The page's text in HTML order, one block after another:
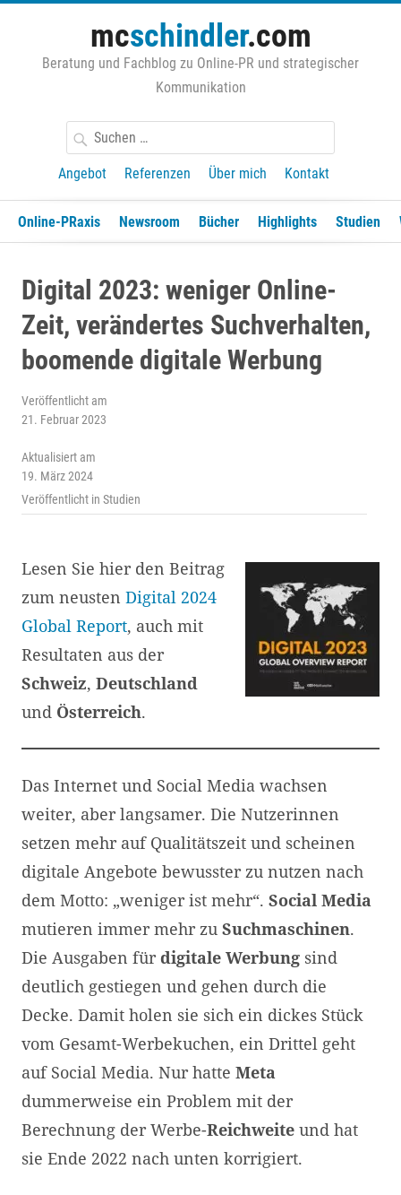
springen
mcschindler.com
Beratung und Fachblog zu Online-PR und strategischer
Kommunikation
Suchen
nach:
Angebot
Referenzen Über mich Kontakt
Online-PRaxis Newsroom Bücher Highlights Studien
Digital 2023: weniger Online-
Zeit, verändertes Suchverhalten,
boomende digitale Werbung
Veröffentlicht am
21. Februar 2023
Aktualisiert am
19. März 2024
Veröffentlicht in Studien
Lesen Sie hier den Beitrag
zum neusten Digital 2024
Global Report, auch mit
Resultaten aus der
Schweiz, Deutschland
und Österreich.
Das Internet und Social Media wachsen
weiter, aber langsamer. Die Nutzerinnen
setzen mehr auf Qualitätszeit und scheinen
digitale Angebote bewusster zu nutzen nach
dem Motto: „weniger ist mehr“. Social Media
mutieren immer mehr zu Suchmaschinen.
Die Ausgaben fürdigitale Werbung sind
deutlich gestiegen und gehen durch die
Decke. Damit holen sie sich ein dickes Stück
vom Gesamt-Werbekuchen, ein Drittel geht
auf Social Media. Nur hatte Meta
dummerweise ein Problem mit der
Berechnung der Werbe-Reichweite und hat
sie Ende 2022 nach unten korrigiert.